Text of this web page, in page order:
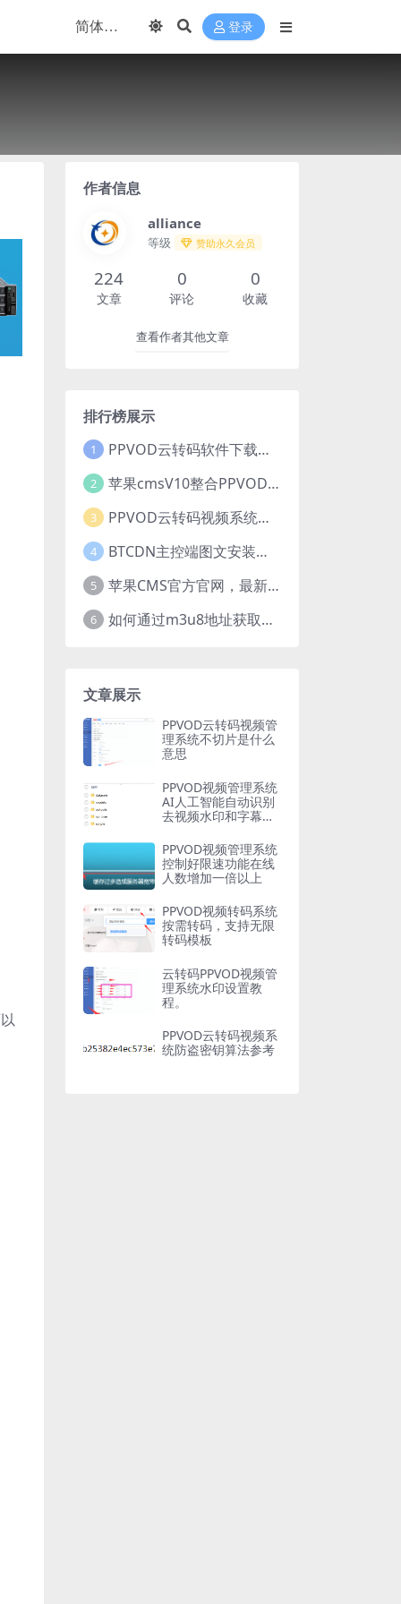
登录
作者信息
alliance
等级 赞助永久会员
224
文章
0
评论
0
收藏
查看作者其他文章
排行榜展示
1 PPVOD云转码软件下载中心
2 苹果cmsV10整合PPVOD云转码视频系统应用插件【推荐】
3 PPVOD云转码视频系统优势是什么？为什么要选择PPVOD？
4 BTCDN主控端图文安装手册，含视频教学。
5 苹果CMS官方官网，最新完整程序包+更新包下载！
6 如何通过m3u8地址获取多种清晰度m3u8地址
文章展示
PPVOD云转码视频管
理系统不切片是什么
意思
PPVOD视频管理系统
AI人工智能自动识别
去视频水印和字幕软
PPVOD视频管理系统
控制好限速功能在线
人数增加一倍以上
PPVOD视频转码系统
按需转码，支持无限
转码模板
云转码PPVOD视频管
理系统水印设置教
程。
PPVOD云转码视频系
统防盗密钥算法参考